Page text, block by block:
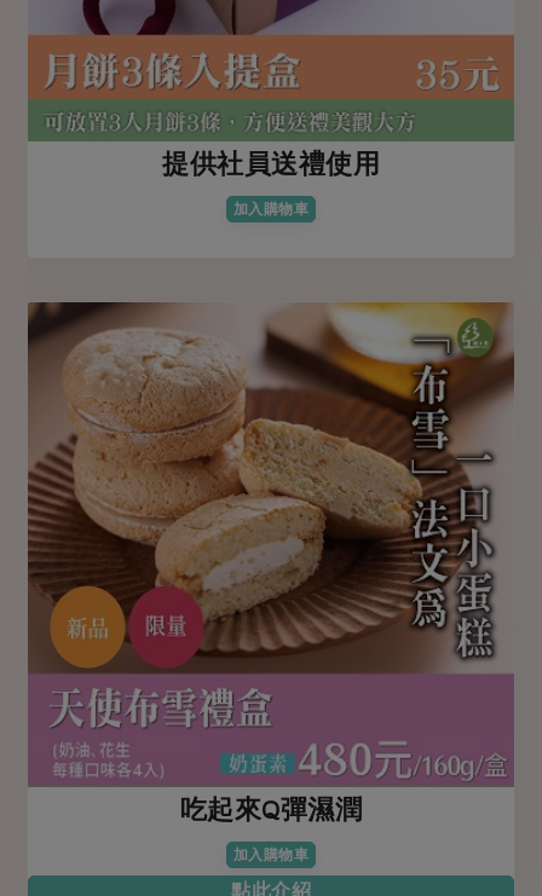
提供社員送禮使用
加入購物車
吃起來Q彈濕潤
加入購物車
點此介紹